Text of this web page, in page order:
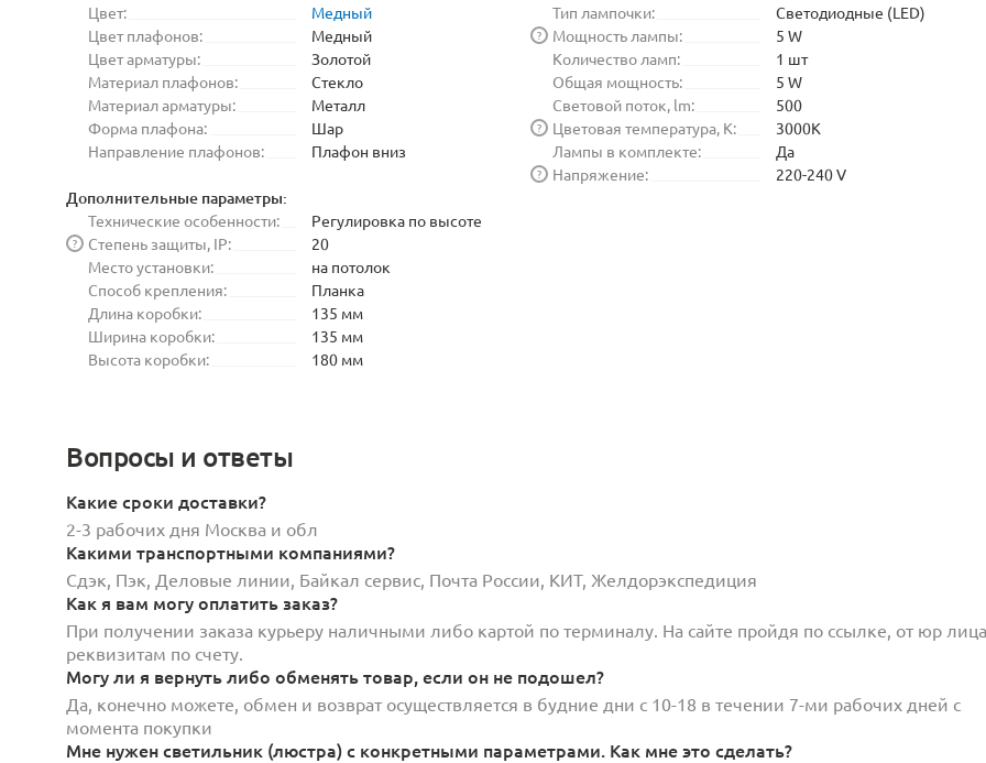
Цвет:
Медный
Цвет плафонов:
Медный
Цвет арматуры:
Золотой
Материал плафонов:
Стекло
Материал арматуры:
Металл
Форма плафона:
Шар
Направление плафонов:
Плафон вниз
Тип лампочки:
Светодиодные (LED)
Мощность лампы:
?
5 W
Количество ламп:
1 шт
Общая мощность:
5 W
Световой поток, lm:
500
Цветовая температура, K:
?
3000K
Лампы в комплекте:
Да
Напряжение:
? 220-240 V
Дополнительные параметры:
Технические особенности:
Регулировка по высоте
Степень защиты, IP:
?
20
Место установки:
на потолок
Способ крепления:
Планка
Длина коробки:
135 мм
Ширина коробки:
135 мм
Высота коробки:
180 мм
Вопросы и ответы
Какие сроки доставки?
2-3 рабочих дня Москва и обл
Какими транспортными компаниями?
Сдэк, Пэк, Деловые линии, Байкал сервис, Почта России, КИТ, Желдорэкспедиция
Как я вам могу оплатить заказ?
При получении заказа курьеру наличными либо картой по терминалу. На сайте пройдя по ссылке, от юр
реквизитам по счету.
Могу ли я вернуть либо обменять товар, если он не подошел?
Да, конечно можете, обмен и возврат осуществляется в будние дни с 10-18 в течении 7-ми рабочих дней с
момента покупки
Мне нужен светильник (люстра) с конкретными параметрами. Как мне это сделать?